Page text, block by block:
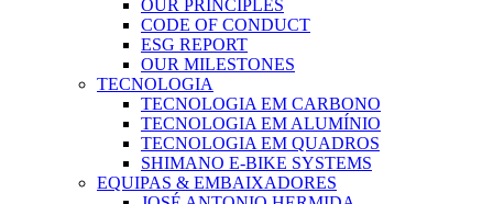
OUR PRINCIPLES
CODE OF CONDUCT
ESG REPORT
OUR MILESTONES
TECNOLOGIA
TECNOLOGIA EM CARBONO
TECNOLOGIA EM ALUMÍNIO
TECNOLOGIA EM QUADROS
SHIMANO E-BIKE SYSTEMS
EQUIPAS & EMBAIXADORES